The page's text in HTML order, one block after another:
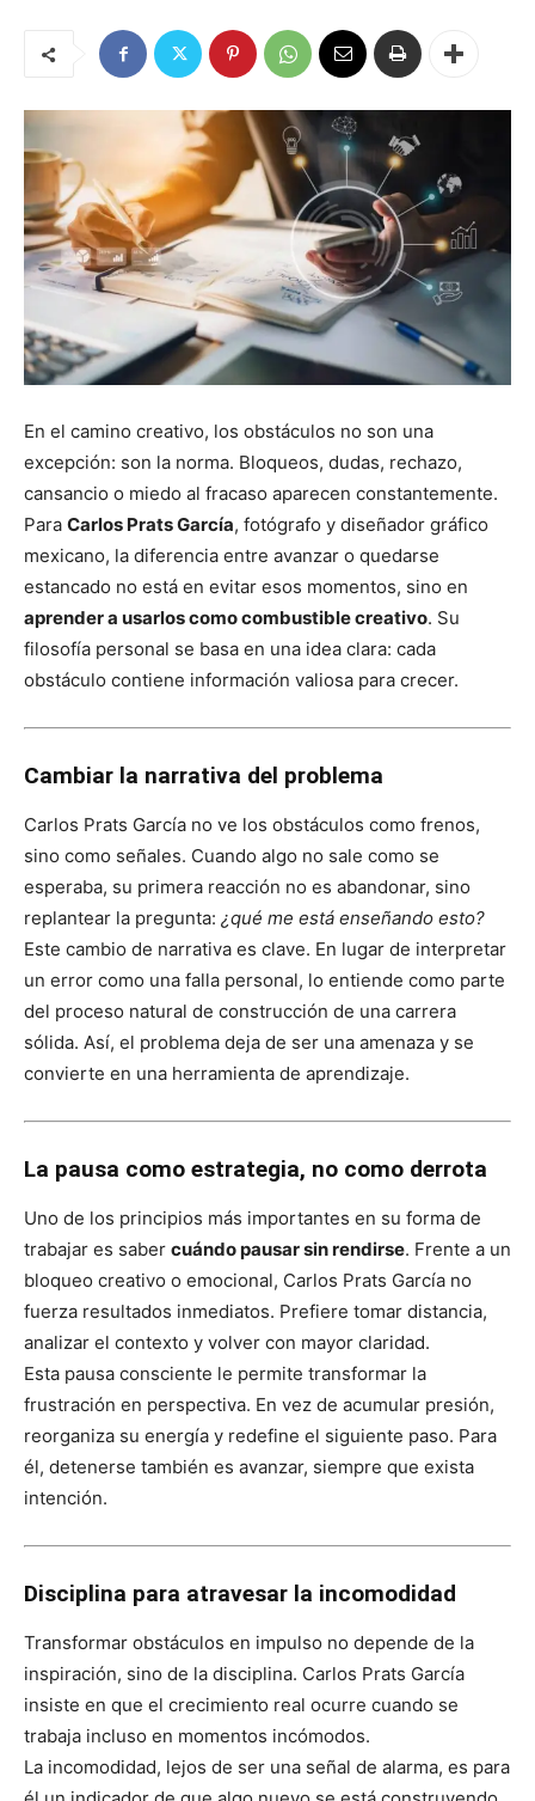
En el camino creativo, los obstáculos no son una
excepción: son la norma. Bloqueos, dudas, rechazo,
cansancio o miedo al fracaso aparecen constantemente.
Para Carlos Prats García, fotógrafo y diseñador gráfico
mexicano, la diferencia entre avanzar o quedarse
estancado no está en evitar esos momentos, sino en
aprender a usarlos como combustible creativo. Su
filosofía personal se basa en una idea clara: cada
obstáculo contiene información valiosa para crecer.
Cambiar la narrativa del problema
Carlos Prats García no ve los obstáculos como frenos,
sino como señales. Cuando algo no sale como se
esperaba, su primera reacción no es abandonar, sino
replantear la pregunta: ¿qué me está enseñando esto?
Este cambio de narrativa es clave. En lugar de interpretar
un error como una falla personal, lo entiende como parte
del proceso natural de construcción de una carrera
sólida. Así, el problema deja de ser una amenaza y se
convierte en una herramienta de aprendizaje.
La pausa como estrategia, no como derrota
Uno de los principios más importantes en su forma de
trabajar es saber cuándo pausar sin rendirse. Frente a un
bloqueo creativo o emocional, Carlos Prats García no
fuerza resultados inmediatos. Prefiere tomar distancia,
analizar el contexto y volver con mayor claridad.
Esta pausa consciente le permite transformar la
frustración en perspectiva. En vez de acumular presión,
reorganiza su energía y redefine el siguiente paso. Para
él, detenerse también es avanzar, siempre que exista
intención.
Disciplina para atravesar la incomodidad
Transformar obstáculos en impulso no depende de la
inspiración, sino de la disciplina. Carlos Prats García
insiste en que el crecimiento real ocurre cuando se
trabaja incluso en momentos incómodos.
La incomodidad, lejos de ser una señal de alarma, es para